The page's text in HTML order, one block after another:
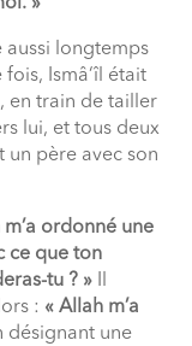
»
aussi longtemps
Ismâ‘îl était
en train de tailler
lui, et tous deux
un père avec son
m’a ordonné une
ce que ton
tu ? » Il
: « Allah m’a
désignant une